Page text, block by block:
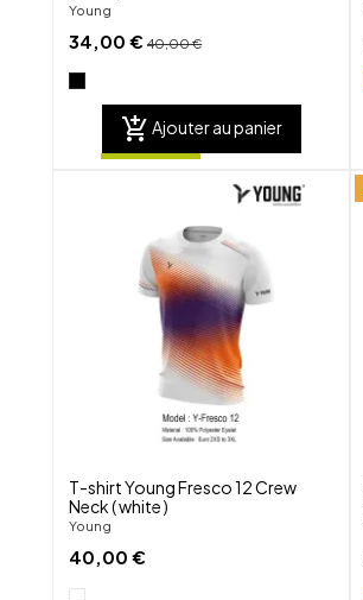
Young
34,00 €40,00 €
add_shopping_cart Ajouter au panier
T-shirt Young Fresco 12 Crew
Neck ( white )
Young
40,00 €